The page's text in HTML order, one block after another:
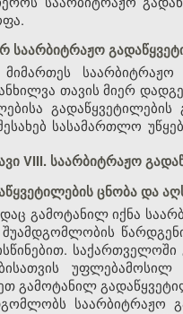
საარბიტრაჟო
თავის მიერ
შესახებ სასამართლო
VIII. საარბიტრაჟო
ცნობა და
გამოტანილ იქნა
გამოტანილ
საარბიტრაჟო